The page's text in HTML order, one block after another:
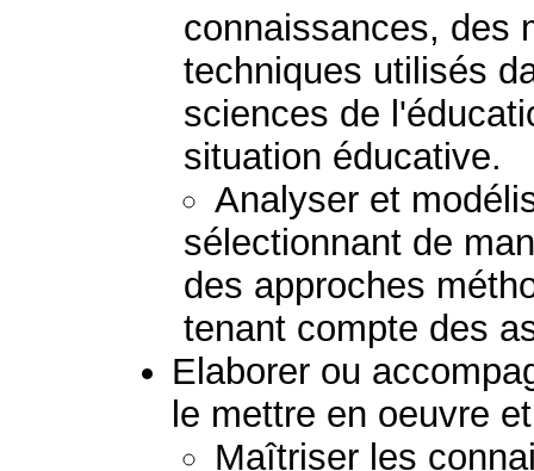
connaissances, des
techniques utilisés
sciences de
situation éducative.
Analyser et
sélectionnant de
des approches
tenant compte des
Elaborer ou
le mettre en oeuvre
Maîtriser les